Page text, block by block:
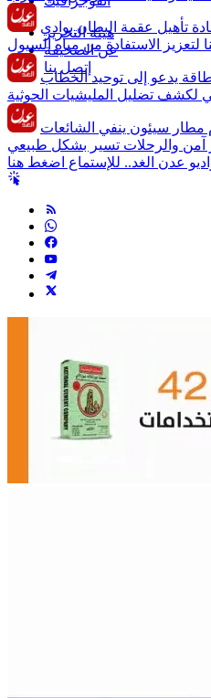
هيئة التحرير
عن الصحيفة
إتصل بنا
تأهيل عقمة البطان بوادي
يدعو إلى توحيد الخطاب
مطار سيئون ينفي الشائعات